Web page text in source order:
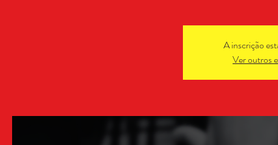
A inscrição
Ver outros